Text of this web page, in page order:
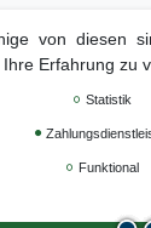
von diesen
Erfahrung zu
Statistik
Funktional